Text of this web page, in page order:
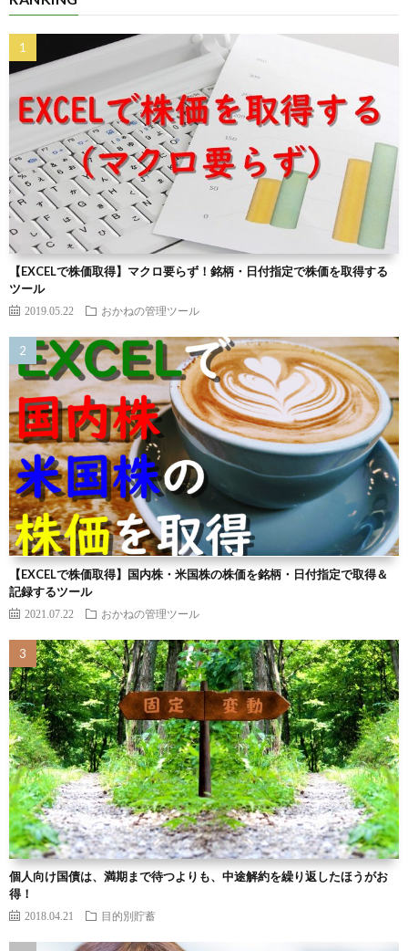
【EXCELで株価取得】マクロ要らず！銘柄・日付指定で株価を取得する
ツール
2019.05.22 おかねの管理ツール
【EXCELで株価取得】国内株・米国株の株価を銘柄・日付指定で取得＆
記録するツール
2021.07.22 おかねの管理ツール
個人向け国債は、満期まで待つよりも、中途解約を繰り返したほうがお
得！
2018.04.21 目的別貯蓄